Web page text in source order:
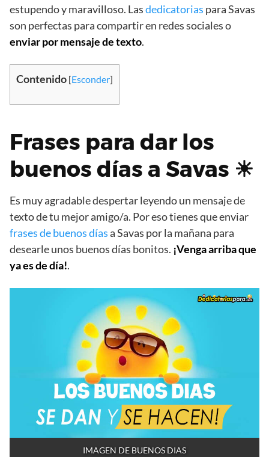
estupendo y maravilloso. Lasdedicatorias para Savas
son perfectas para compartir en redes sociales o
enviar por mensaje de texto.
Contenido [Esconder]
Frases para dar los
buenos días a Savas ☀
Es muy agradable despertar leyendo un mensaje de
texto de tu mejor amigo/a. Por eso tienes que enviar
frases de buenos díasa Savas por la mañana para
desearle unos buenos días bonitos. ¡Venga arriba que
ya es de día!.
IMAGEN DE BUENOS DIAS